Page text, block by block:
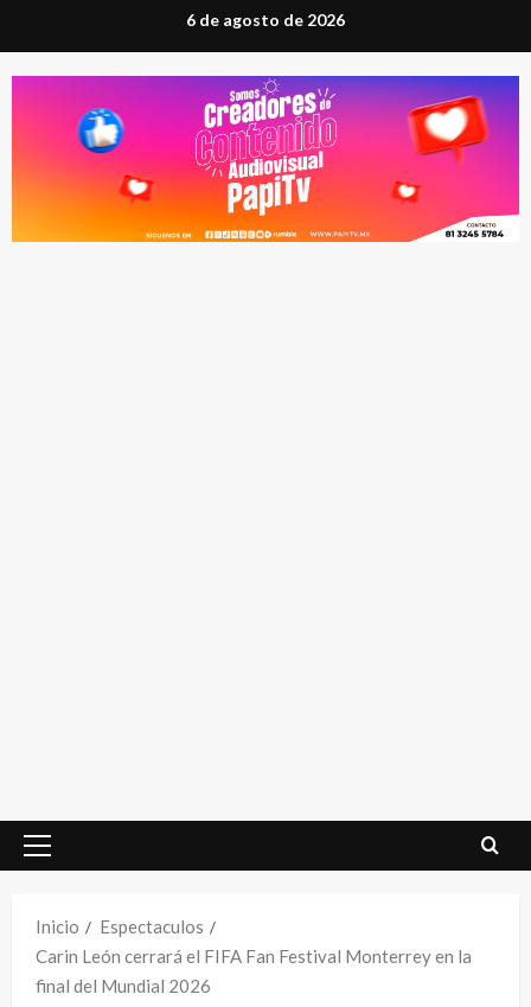
al
contenido
6 de agosto de 2026
Menú
Inicio
Espectaculos
Carin León cerrará el FIFA Fan Festival Monterrey en la
final del Mundial 2026